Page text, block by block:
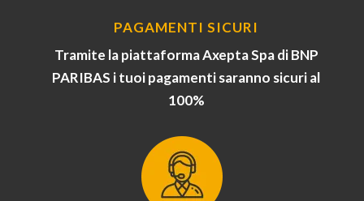
PAGAMENTI SICURI
Tramite la piattaforma Axepta Spa di BNP
PARIBAS i tuoi pagamenti saranno sicuri al
100%